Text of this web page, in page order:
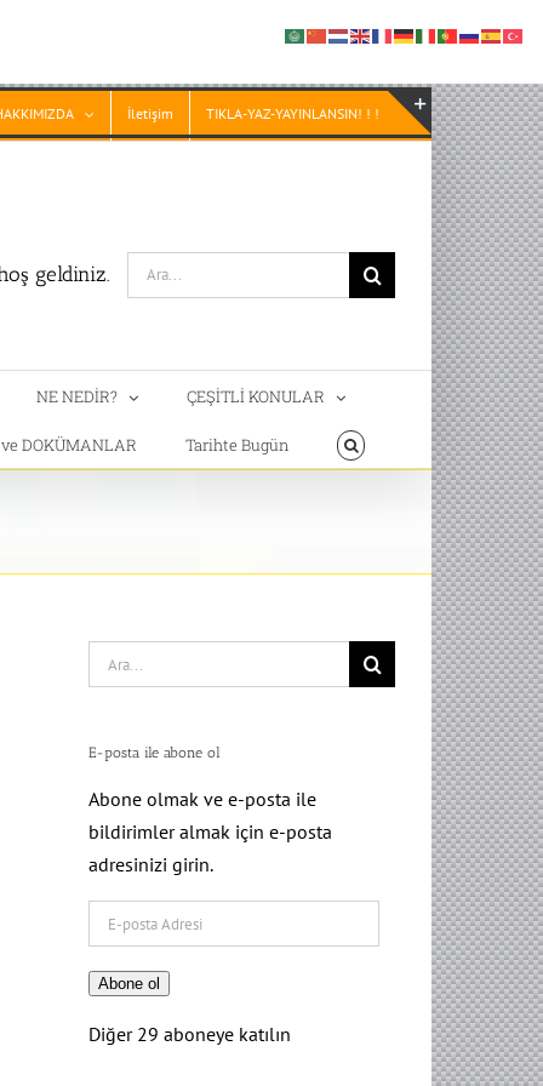
İletişim TIKLA-YAZ-YAYINLANSIN! ! !
geldiniz.
Search
for:
NE NEDİR? ÇEŞİTLİ KONULAR
DOKÜMANLAR Tarihte Bugün
Search
for:
E-posta ile abone ol
Abone olmak ve e-posta ile
bildirimler almak için e-posta
adresinizi girin.
posta
Adresi
Abone ol
Diğer 29 aboneye katılın
Toggle
Sliding
Bar
Area